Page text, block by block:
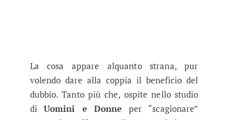
La cosa appare alquanto strana, pur
volendo dare alla coppia il beneficio del
dubbio. Tanto più che, ospite nello studio
di Uomini e Donne per “scagionare”